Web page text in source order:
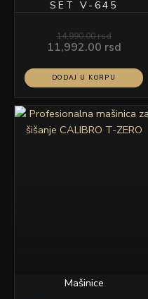
SET V-645
14,990.00rsd
11,992.00 rsd
DODAJ U KORPU
Mašinice